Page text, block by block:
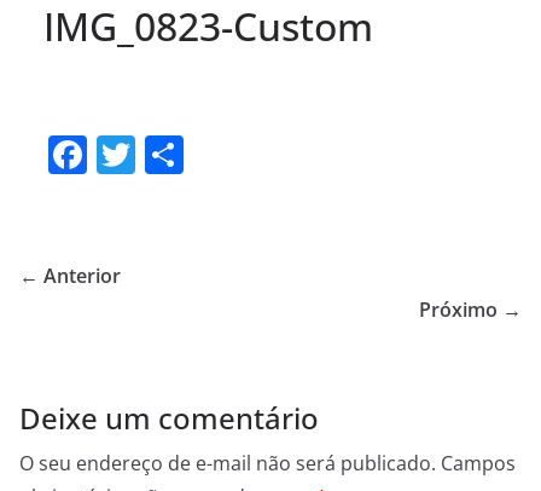
IMG_0823-Custom
F
e
k
T
← Anterior
Próximo →
Deixe um comentário
O seu endereço de e-mail não será publicado. Campos